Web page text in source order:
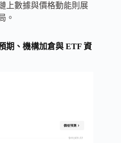
上數據與價格動能則展
。
期、機構加倉與 ETF 資